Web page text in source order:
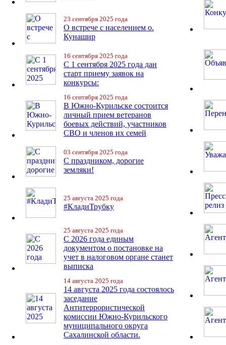
23 сентября 2025 года
О встрече с населением о.
Кунашир
16 сентября 2025 года
С 1 сентября 2025 года дан
старт приему заявок на
конкурсы:
16 сентября 2025 года
В Южно-Курильске состоится
личный прием ветеранов
боевых действий, участников
СВО и членов их семей
03 сентября 2025 года
С праздником, дорогие
земляки!
25 августа 2025 года
#КладиТрубку
25 августа 2025 года
С 2026 года единым
документом о постановке на
учет в налоговом органе станет
выписка
14 августа 2025 года
14 августа 2025 года состоялось
заседание
Антитеррористической
комиссии Южно-Курильского
муниципального округа
Сахалинской области.